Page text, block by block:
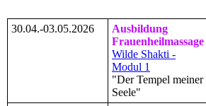
30.04.-03.05.2026
Ausbildung
Frauenheilmassage
Wilde Shakti -
Modul 1
"Der Tempel meiner
Seele"